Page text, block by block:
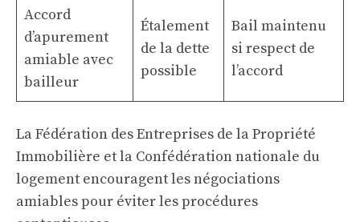
Accord
d’apurement
amiable avec
bailleur
Étalement
de la dette
possible
Bail maintenu
si respect de
l’accord
La Fédération des Entreprises de la Propriété
Immobilière et la Confédération nationale du
logement encouragent les négociations
amiables pour éviter les procédures